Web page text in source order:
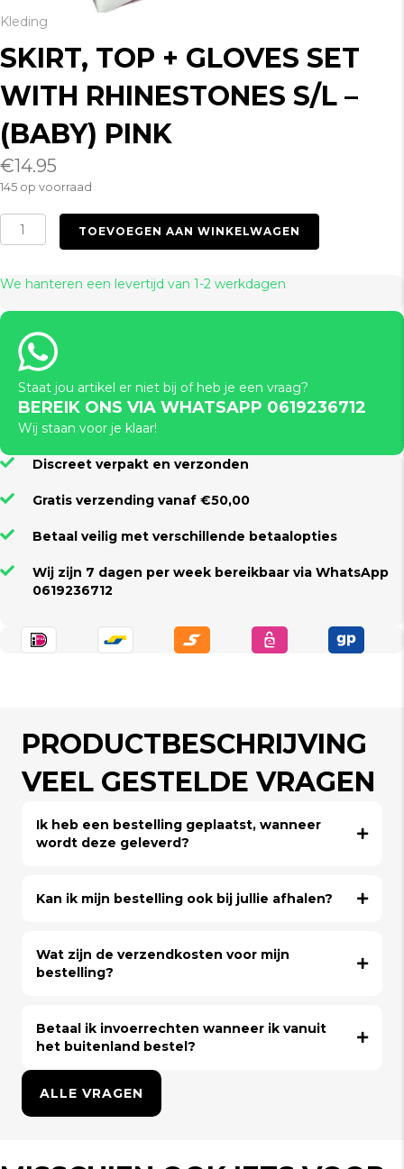
Kleding
SKIRT, TOP + GLOVES SET
WITH RHINESTONES S/L –
(BABY) PINK
€14.95
145 op voorraad
Skirt,
Top
Gloves
with
Rhinestones
S/L
(Baby)
Pink
aantal
TOEVOEGEN AAN WINKELWAGEN
We hanteren een levertijd van 1-2 werkdagen
Staat jou artikel er niet bij of heb je een vraag?
BEREIK ONS VIA WHATSAPP 0619236712
Wij staan voor je klaar!
Discreet verpakt en verzonden
Gratis verzending vanaf €50,00
Betaal veilig met verschillende betaalopties
Wij zijn 7 dagen per week bereikbaar via WhatsApp
0619236712
PRODUCTBESCHRIJVING
VEEL GESTELDE VRAGEN
Ik heb een bestelling geplaatst, wanneer
wordt deze geleverd?
Kan ik mijn bestelling ook bij jullie afhalen?
Wat zijn de verzendkosten voor mijn
bestelling?
Betaal ik invoerrechten wanneer ik vanuit
het buitenland bestel?
ALLE VRAGEN